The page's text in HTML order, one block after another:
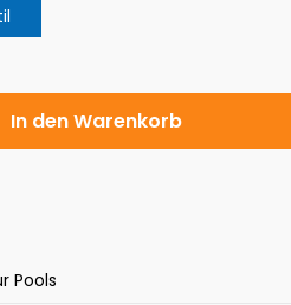
gewünschten
In den Warenkorb
Pools